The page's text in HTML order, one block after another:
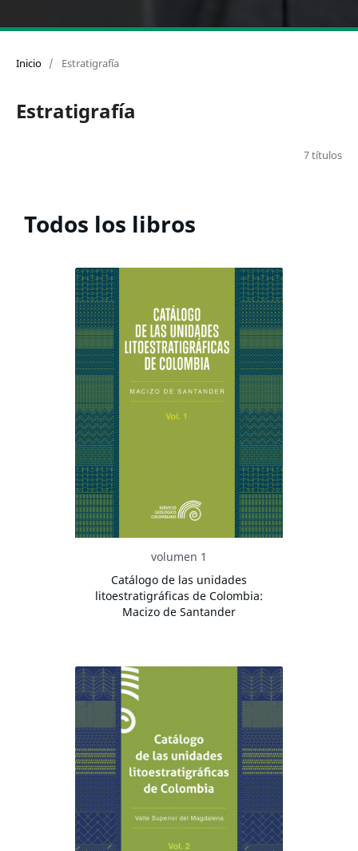
Inicio / Estratigrafía
Estratigrafía
7 títulos
Todos los libros
volumen 1
Catálogo de las unidades
litoestratigráficas de Colombia:
Macizo de Santander